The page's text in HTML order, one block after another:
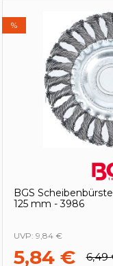
%
BGS
125 mm - 3986
5,84 € 6,49
UVP: 9,84 €